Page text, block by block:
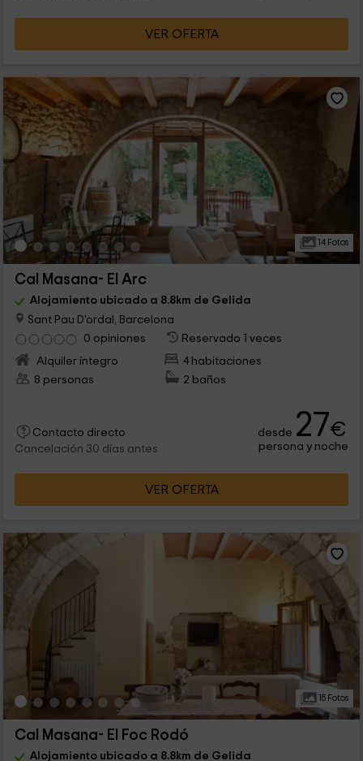
VER OFERTA
14 Fotos
Cal Masana- El Arc
Alojamiento ubicado a 8.8km de Gelida
Sant Pau D'ordal, Barcelona
0 opiniones
Reservado 1 veces
Alquiler íntegro
4 habitaciones
8 personas
2 baños
Contacto directo
Cancelación 30 días antes
desde 27€
persona y noche
VER OFERTA
15 Fotos
Cal Masana- El Foc Rodó
Alojamiento ubicado a 8.8km de Gelida